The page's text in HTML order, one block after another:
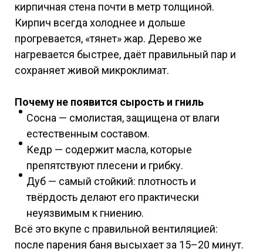
кирпичная стена почти в метр толщиной.
Кирпич всегда холоднее и дольше
прогревается, «тянет» жар. Дерево же
нагревается быстрее, даёт правильный пар и
сохраняет живой микроклимат.
Почему не появится сырость и гниль
Сосна — смолистая, защищена от влаги
естественным составом.
Кедр — содержит масла, которые
препятствуют плесени и грибку.
Дуб — самый стойкий: плотность и
твёрдость делают его практически
неуязвимым к гниению.
Всё это вкупе с правильной вентиляцией:
после парения баня высыхает за 15–20 минут.